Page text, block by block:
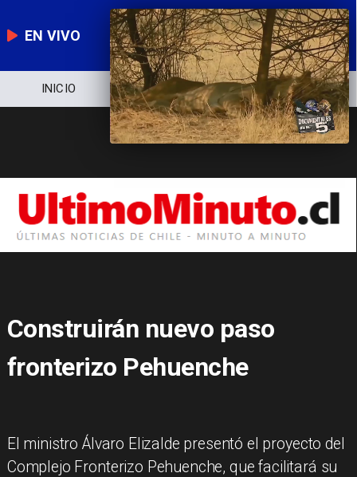
EN VIVO
NOTICIERO POLÍTICA ECONOMÍA
Construirán nuevo paso
fronterizo Pehuenche
El ministro Álvaro Elizalde presentó el proyecto del
Complejo Fronterizo Pehuenche, que facilitará su